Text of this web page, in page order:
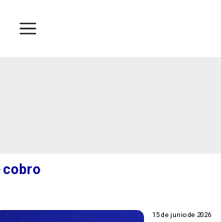
cobro
15 de junio de 2026